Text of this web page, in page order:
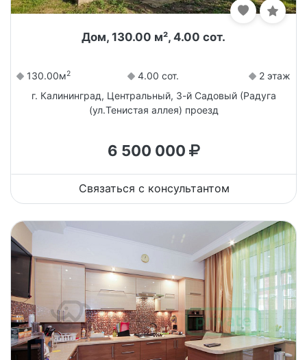
Дом, 130.00 м², 4.00 сот.
130.00м2 4.00 сот.
2 этаж
г. Калининград, Центральный, 3-й Садовый (Радуга
(ул.Тенистая аллея) проезд
6 500 000
Связаться с консультантом